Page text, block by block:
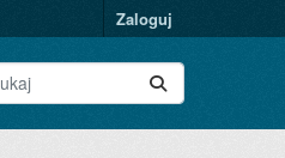
Zaloguj